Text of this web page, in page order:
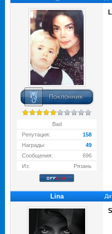
Bad
Репутация:
158
Награды:
49
Сообщения:
696
Из:
Рязань
Lina